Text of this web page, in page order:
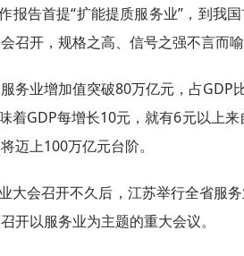
报告首提“扩能提质服务业”，到
召开，规格之高、信号之强不言而喻
务业增加值突破80万亿元，占GDP
着GDP每增长10元，就有6元以上
迈上100万亿元台阶。
大会召开不久后，江苏举行全省服
开以服务业为主题的重大会议。